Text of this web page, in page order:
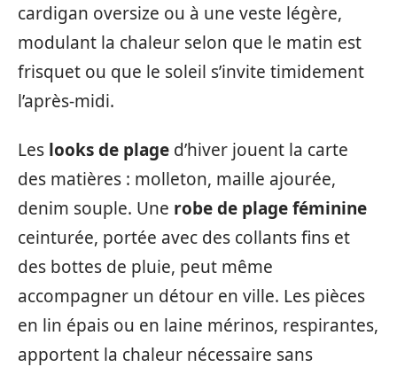
cardigan oversize ou à une veste légère,
modulant la chaleur selon que le matin est
frisquet ou que le soleil s’invite timidement
l’après-midi.
Les looks de plage d’hiver jouent la carte
des matières : molleton, maille ajourée,
denim souple. Une robe de plage féminine
ceinturée, portée avec des collants fins et
des bottes de pluie, peut même
accompagner un détour en ville. Les pièces
en lin épais ou en laine mérinos, respirantes,
apportent la chaleur nécessaire sans